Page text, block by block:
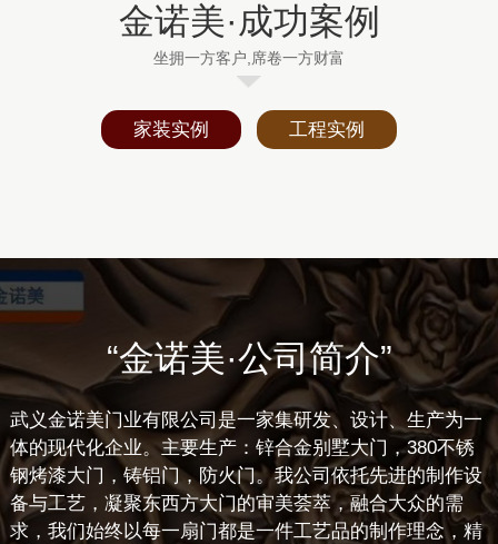
金诺美·成功案例
坐拥一方客户,席卷一方财富
家装实例 工程实例
“金诺美·公司简介”
武义金诺美门业有限公司是一家集研发、设计、生产为一
体的现代化企业。主要生产：锌合金别墅大门，380不锈
钢烤漆大门，铸铝门，防火门。我公司依托先进的制作设
备与工艺，凝聚东西方大门的审美荟萃，融合大众的需
求，我们始终以每一扇门都是一件工艺品的制作理念，精